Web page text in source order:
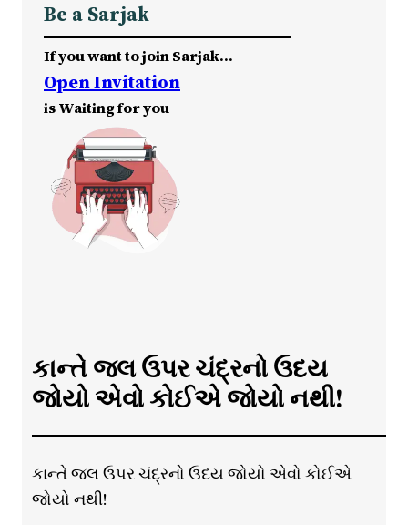
Be a Sarjak
If you want to join Sarjak…
Open Invitation
is Waiting for you
કાન્તે જલ ઉપર ચંદ્રનો ઉદય
જોયો એવો કોઈએ જોયો નથી!
કાન્તે જલ ઉપર ચંદ્રનો ઉદય જોયો એવો કોઈએ
જોયો નથી!